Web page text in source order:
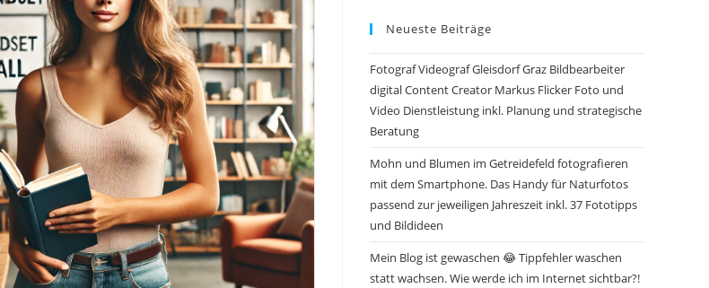
Neueste Beiträge
Fotograf Videograf Gleisdorf Graz Bildbearbeiter
digital Content Creator Markus Flicker Foto und
Video Dienstleistung inkl. Planung und strategische
Beratung
Mohn und Blumen im Getreidefeld fotografieren
mit dem Smartphone. Das Handy für Naturfotos
passend zur jeweiligen Jahreszeit inkl. 37 Fototipps
und Bildideen
Mein Blog ist gewaschen 😂 Tippfehler waschen
statt wachsen. Wie werde ich im Internet sichtbar?!